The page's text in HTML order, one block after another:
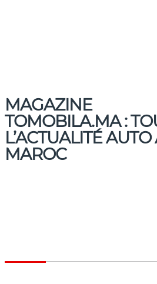
MAGAZINE
TOMOBILA.MA :
L’ACTUALITÉ AUTO
MAROC